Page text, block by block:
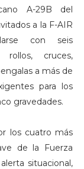
A-29B del
a la F-AIR
con seis
rollos, cruces,
a más de
para los
gravedades.
los cuatro más
de la Fuerza
situacional,